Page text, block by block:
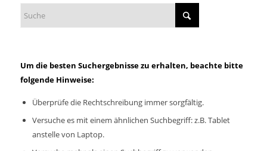
Um die besten Suchergebnisse zu erhalten, beachte bitte
folgende Hinweise:
Überprüfe die Rechtschreibung immer sorgfältig.
Versuche es mit einem ähnlichen Suchbegriff: z.B. Tablet
anstelle von Laptop.